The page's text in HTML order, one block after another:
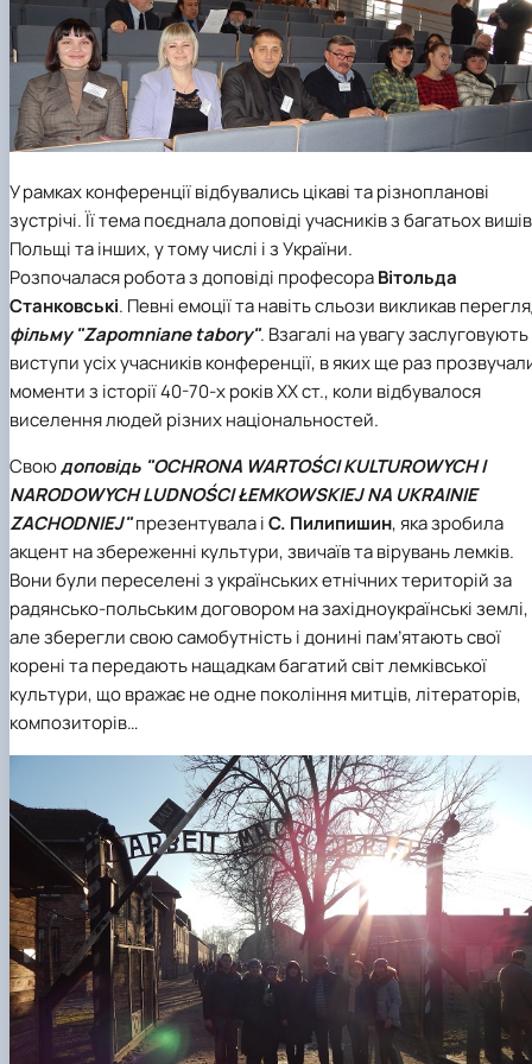
У рамках конференції відбувались цікаві та різнопланові
зустрічі. Її тема поєднала доповіді учасників з багатьох вишів
Польщі та інших, у тому числі і з України.
Розпочалася робота з доповіді професораВітольда
Станковські. Певні емоції та навіть сльози викликав
фільму "Zapomniane tabory". Взагалі на увагу заслуговують
виступи усіх учасників конференції, в яких ще раз
моменти з історії 40-70-х років XX ст., коли відбувалося
виселення людей різних національностей.
Своюдоповідь "OCHRONA WARTOŚCI KULTUROWYCH I
NARODOWYCH LUDNOŚCI ŁEMKOWSKIEJ NA UKRAINIE
ZACHODNIEJ"презентувала іС. Пилипишин, яка зробила
акцент на збереженні культури, звичаїв та вірувань лемків.
Вони були переселені з українських етнічних територій за
радянсько-польським договором на західноукраїнські землі,
але зберегли свою самобутність і донині пам’ятають свої
корені та передають нащадкам багатий світ лемківської
культури, що вражає не одне покоління митців, літераторів,
композиторів…